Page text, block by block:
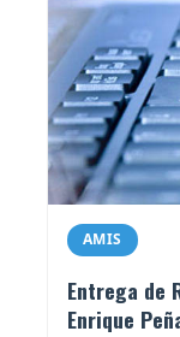
AMIS
Entrega de
Enrique